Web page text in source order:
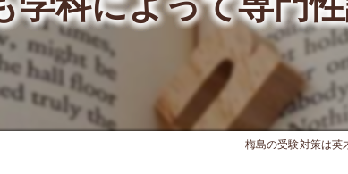
梅島の受験対策は英